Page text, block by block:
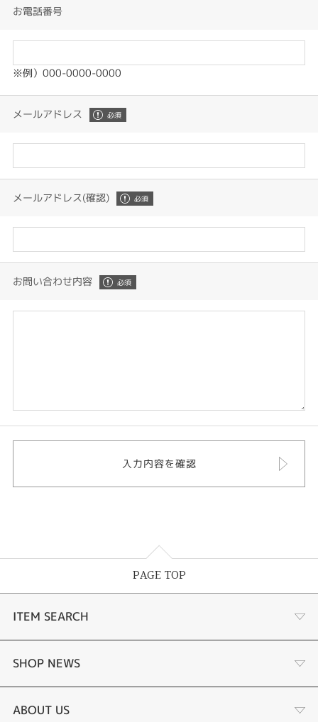
お電話番号
※例）000-0000-0000
メールアドレス
メールアドレス(確認)
お問い合わせ内容
PAGE TOP
ITEM SEARCH
婚約指輪
結婚指輪
SHOP NEWS
ジュエリーリフォーム
ABOUT US